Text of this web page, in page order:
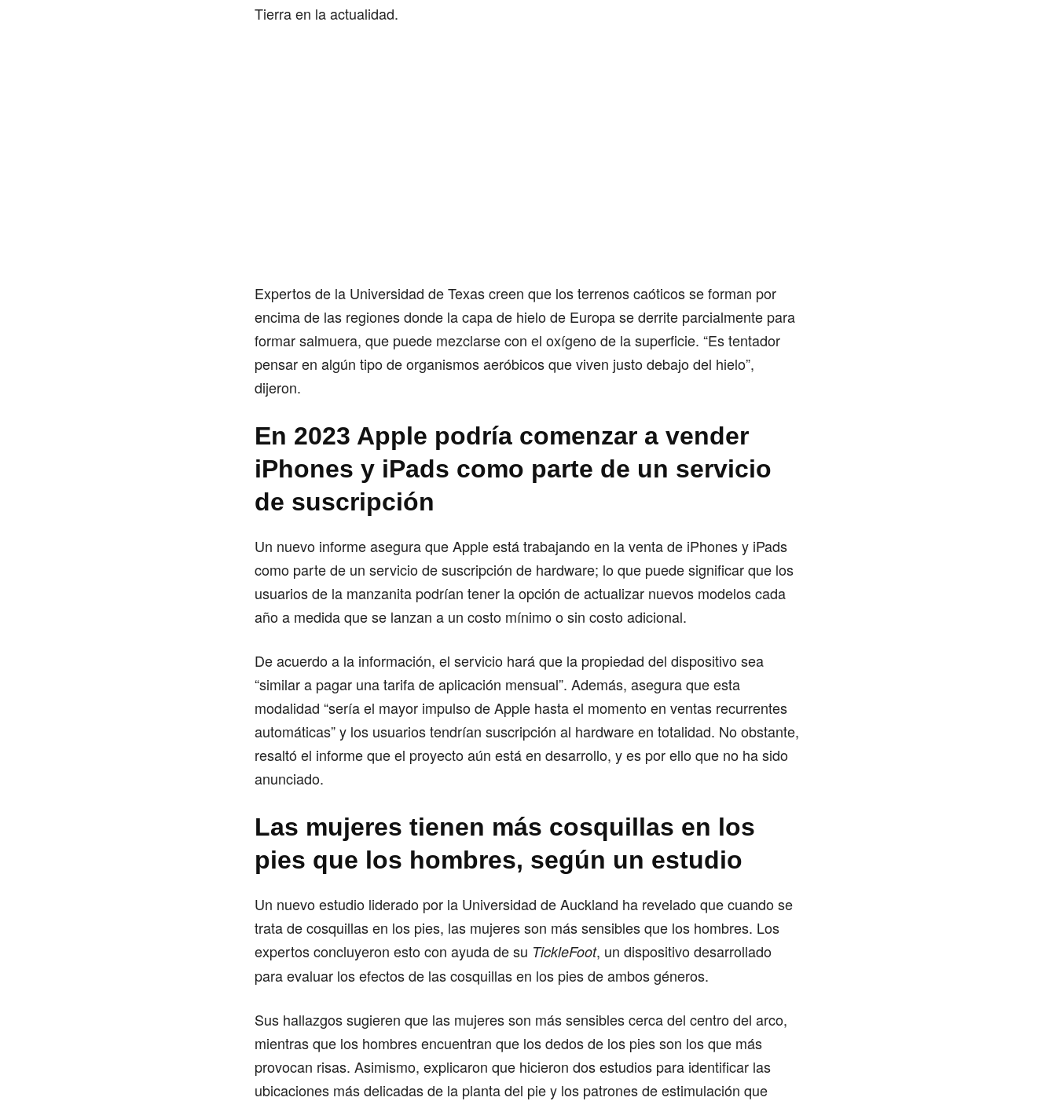
Tierra en la actualidad.
Expertos de la Universidad de Texas creen que los terrenos caóticos se forman por
encima de las regiones donde la capa de hielo de Europa se derrite parcialmente para
formar salmuera, que puede mezclarse con el oxígeno de la superficie. “Es tentador
pensar en algún tipo de organismos aeróbicos que viven justo debajo del hielo”,
dijeron.
En 2023 Apple podría comenzar a vender
iPhones y iPads como parte de un servicio
de suscripción
Un nuevo informe asegura que Apple está trabajando en la venta de iPhones y iPads
como parte de un servicio de suscripción de hardware; lo que puede significar que los
usuarios de la manzanita podrían tener la opción de actualizar nuevos modelos cada
año a medida que se lanzan a un costo mínimo o sin costo adicional.
De acuerdo a la información, el servicio hará que la propiedad del dispositivo sea
“similar a pagar una tarifa de aplicación mensual”. Además, asegura que esta
modalidad “sería el mayor impulso de Apple hasta el momento en ventas recurrentes
automáticas” y los usuarios tendrían suscripción al hardware en totalidad. No obstante,
resaltó el informe que el proyecto aún está en desarrollo, y es por ello que no ha sido
anunciado.
Las mujeres tienen más cosquillas en los
pies que los hombres, según un estudio
Un nuevo estudio liderado por la Universidad de Auckland ha revelado que cuando se
trata de cosquillas en los pies, las mujeres son más sensibles que los hombres. Los
expertos concluyeron esto con ayuda de su TickleFoot, un dispositivo desarrollado
para evaluar los efectos de las cosquillas en los pies de ambos géneros.
Sus hallazgos sugieren que las mujeres son más sensibles cerca del centro del arco,
mientras que los hombres encuentran que los dedos de los pies son los que más
provocan risas. Asimismo, explicaron que hicieron dos estudios para identificar las
ubicaciones más delicadas de la planta del pie y los patrones de estimulación que